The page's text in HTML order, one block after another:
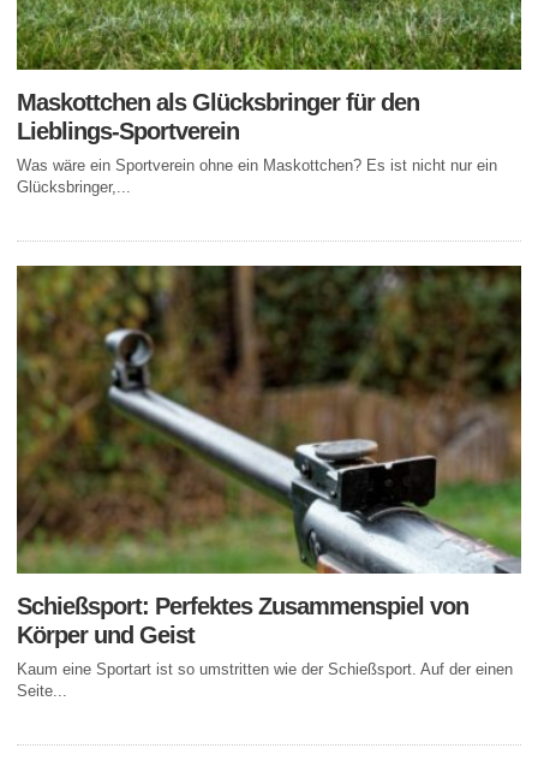
Maskottchen als Glücksbringer für den
Lieblings-Sportverein
Was wäre ein Sportverein ohne ein Maskottchen? Es ist nicht nur ein
Glücksbringer,...
Schießsport: Perfektes Zusammenspiel von
Körper und Geist
Kaum eine Sportart ist so umstritten wie der Schießsport. Auf der einen
Seite...